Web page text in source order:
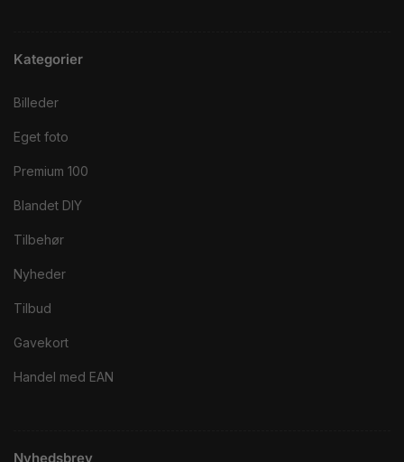
Kategorier
Billeder
Eget foto
Premium 100
Blandet DIY
Tilbehør
Nyheder
Tilbud
Gavekort
Handel med EAN
Nyhedsbrev